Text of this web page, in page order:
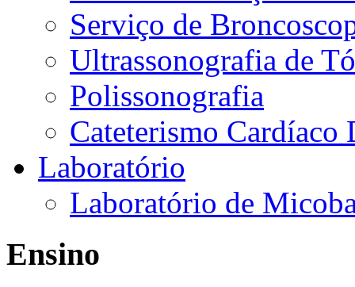
Serviço de
Ultrassonografia de
Polissonografia
Cateterismo Cardíaco
Laboratório
Laboratório de
Ensino